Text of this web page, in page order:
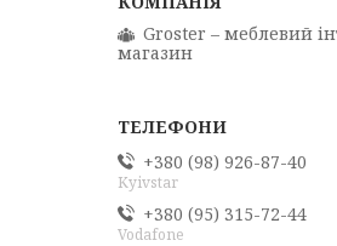
Groster – меблевий
магазин
+380 (98) 926-87-40
Kyivstar
+380 (95) 315-72-44
Vodafone